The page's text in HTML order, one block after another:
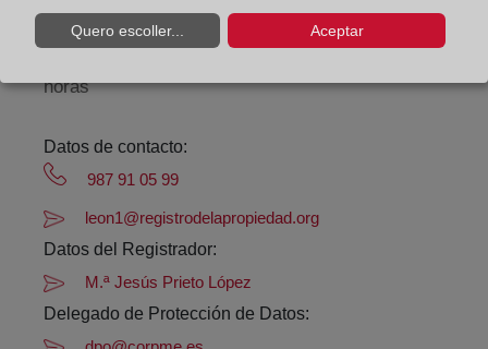
Agosto: De lunes a viernes de 09:00 a 14:00 horas
horas
Datos de contacto:
987 91 05 99
leon1@registrodelapropiedad.org
Datos del Registrador:
M.ª Jesús Prieto López
Delegado de Protección de Datos:
Quero escoller... Aceptar